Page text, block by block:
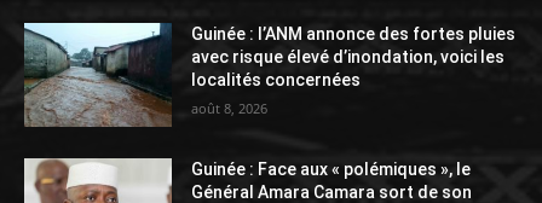
Guinée : l’ANM annonce des fortes pluies
avec risque élevé d’inondation, voici les
localités concernées
août 8, 2026
Guinée : Face aux « polémiques », le
Général Amara Camara sort de son